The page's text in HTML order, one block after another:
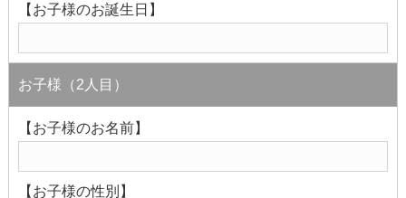
【お子様のお誕生日】
お子様（2人目）
【お子様のお名前】
【お子様の性別】